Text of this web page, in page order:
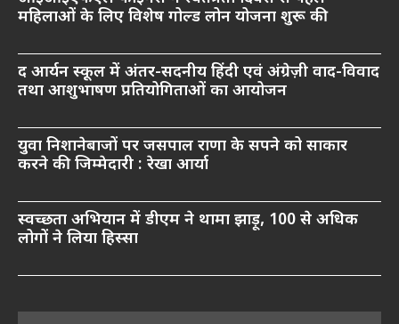
महिलाओं के लिए विशेष गोल्ड लोन योजना शुरू की
द आर्यन स्कूल में अंतर-सदनीय हिंदी एवं अंग्रेज़ी वाद-विवाद
तथा आशुभाषण प्रतियोगिताओं का आयोजन
युवा निशानेबाजों पर जसपाल राणा के सपने को साकार
करने की जिम्मेदारी : रेखा आर्या
स्वच्छता अभियान में डीएम ने थामा झाड़ू, 100 से अधिक
लोगों ने लिया हिस्सा